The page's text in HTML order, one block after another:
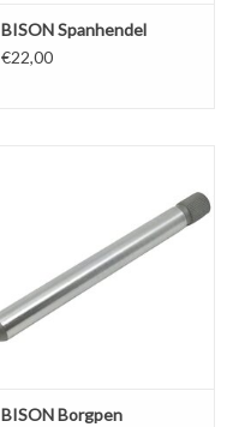
BISON Spanhendel
€22,00
BISON Borgpen